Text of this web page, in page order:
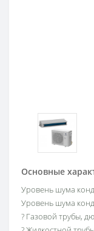
Основные
Уровень шума
Уровень шума
? Газовой трубы,